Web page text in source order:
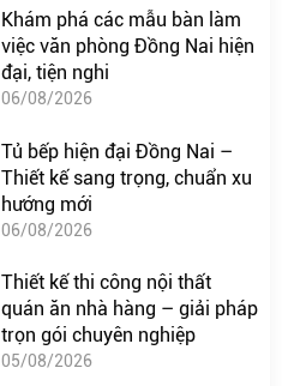
Khám phá các mẫu bàn làm
việc văn phòng Đồng Nai hiện
đại, tiện nghi
06/08/2026
Tủ bếp hiện đại Đồng Nai –
Thiết kế sang trọng, chuẩn xu
hướng mới
06/08/2026
Thiết kế thi công nội thất
quán ăn nhà hàng – giải pháp
trọn gói chuyên nghiệp
05/08/2026